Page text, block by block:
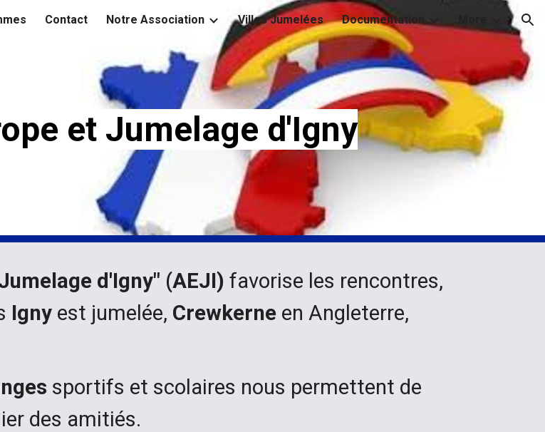
Skip to navigation
Contact Notre Association Villes Jumelées Documentation
et Jumelage d'Igny
d'Igny" (AEJI) favorise les rencontres,
Igny est jumelée, Crewkerne en Angleterre,
sportifs et scolaires nous permettent de
des amitiés.